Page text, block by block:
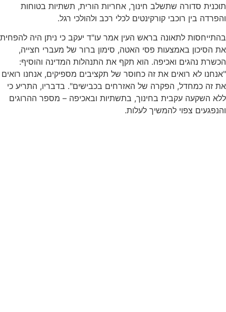
תוכנית סדורה שתשלב חינוך, אחריות הורית, תשתיות בטוחות
והפרדה בין רוכבי קורקינטים לכלי רכב ולהולכי רגל.
בהתייחסות לתאונה בראש העין אמר עו"ד יעקב כי ניתן היה להפחית
את הסיכון באמצעות פסי האטה, סימון ברור של מעברי חצייה,
הכשרת נהגים ואכיפה. הוא תקף את התנהלות המדינה והוסיף:
"אנחנו לא רואים את זה כחוסר של תקציבים מספיקים, אנחנו רואים
את זה כמחדל, הפקרה של האזרחים בכבישים". בדבריו, התריע כי
ללא השקעה עקבית בחינוך, בתשתיות ובאכיפה – מספר ההרוגים
והנפגעים צפוי להמשיך לעלות.